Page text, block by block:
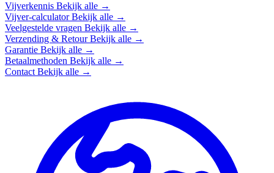
Vijverkennis Bekijk alle →
Vijver-calculatorBekijk alle →
Veelgestelde vragen Bekijk alle →
Verzending & RetourBekijk alle →
Garantie Bekijk alle →
Betaalmethoden Bekijk alle →
Contact Bekijk alle →